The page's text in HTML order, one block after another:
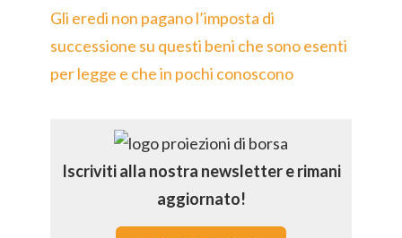
Gli eredi non pagano l’imposta di
successione su questi beni che sono esenti
per legge e che in pochi conoscono
Iscriviti alla nostra newsletter e rimani
aggiornato!